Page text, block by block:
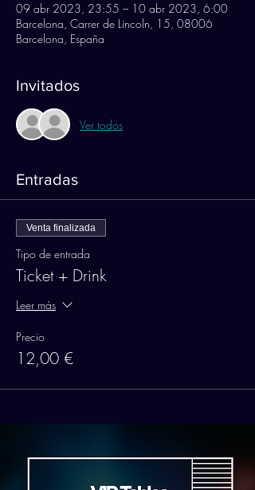
09 abr 2023, 23:55 – 10 abr 2023, 6:00
Barcelona, Carrer de Lincoln, 15, 08006
Barcelona, España
Invitados
Ver todos
Entradas
Venta finalizada
Tipo de entrada
Ticket + Drink
Leer más
Precio
12,00 €